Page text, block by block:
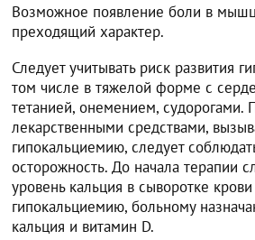
Возможное появление боли в
преходящий характер.
Следует учитывать риск развития
том числе в тяжелой форме с
тетанией, онемением, судорогами.
лекарственными средствами,
гипокальциемию, следует
осторожность. До начала терапии
уровень кальция в сыворотке
гипокальциемию, больному
кальция и витамин D.